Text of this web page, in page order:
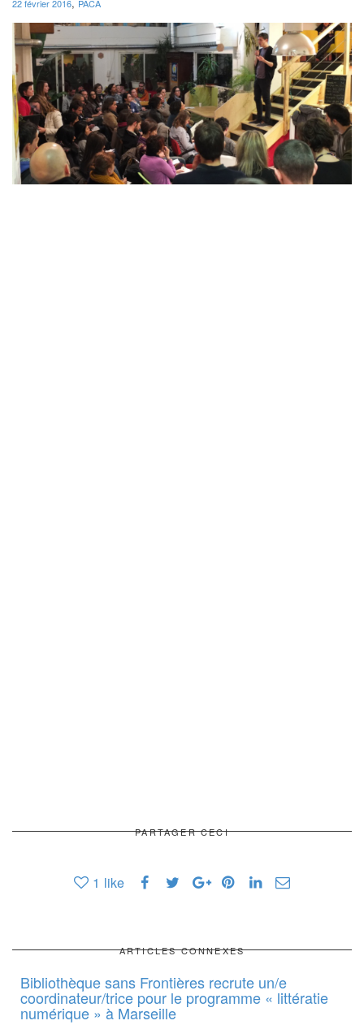
22 février 2016 PACA
PARTAGER CECI
1 like
ARTICLES CONNEXES
Bibliothèque sans Frontières recrute un/e
coordinateur/trice pour le programme « littératie
numérique » à Marseille